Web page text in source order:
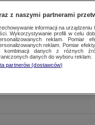
z naszymi partnerami
informacji na
Wykorzystywanie profili w celu
reklam. Pomiar
reklam. Pomiar
kombinacji danych z różnych
danych do wyboru reklam.
partnerów (dostawców)